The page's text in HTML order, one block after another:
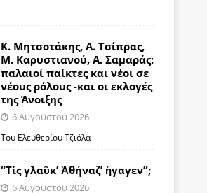
Κ. Μητσοτάκης, Α. Τσίπρας,
Μ. Καρυστιανού, Α. Σαμαράς:
παλαιοί παίκτες και νέοι σε
νέους ρόλους -και οι εκλογές
της Άνοιξης
6 Αυγούστου 2026
Του Ελευθερίου Τζιόλα
“Τίς γλαῦκ’ Ἀθήναζ’ ἤγαγεν”;
6 Αυγούστου 2026